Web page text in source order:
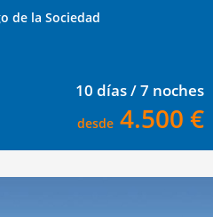
de la Sociedad
10 días / 7 noches
desde 4.500 €